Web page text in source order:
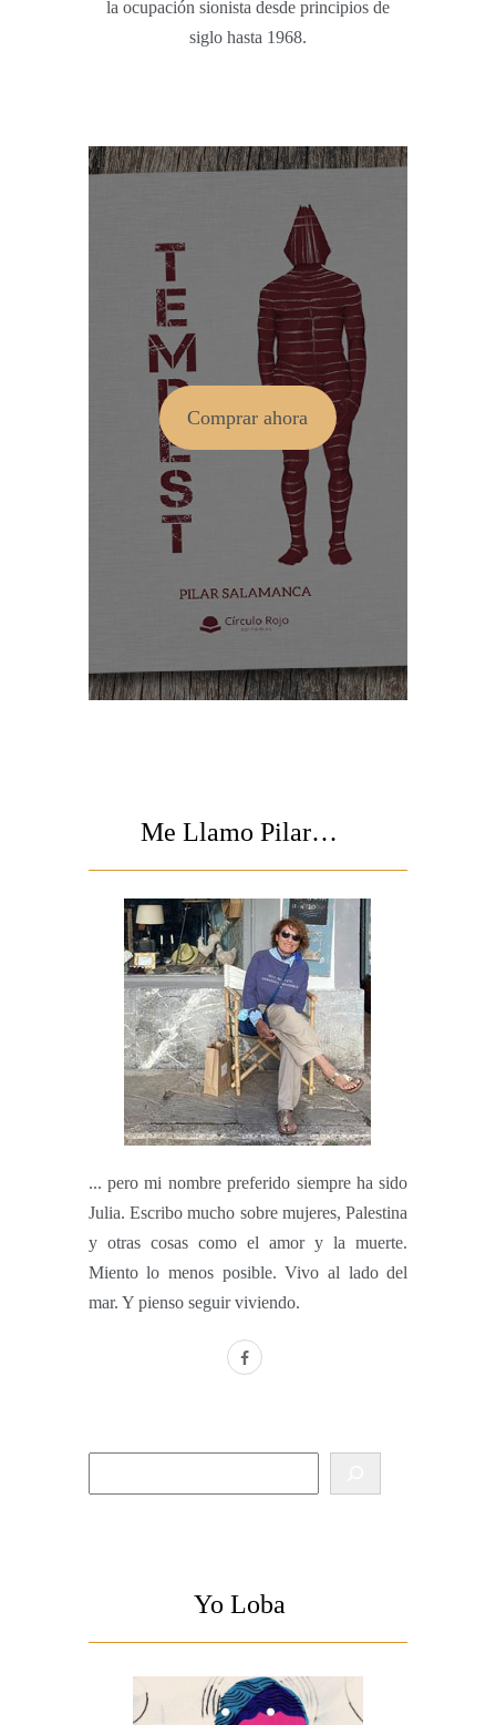
la ocupación sionista desde principios de
siglo hasta 1968.
Comprar ahora
Me Llamo Pilar…
... pero mi nombre preferido siempre ha sido
Julia. Escribo mucho sobre mujeres, Palestina
y otras cosas como el amor y la muerte.
Miento lo menos posible. Vivo al lado del
mar. Y pienso seguir viviendo.
facebook
Yo Loba